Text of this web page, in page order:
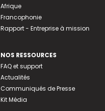
Afrique
Francophonie
Rapport - Entreprise à mission
NOS RESSOURCES
FAQ et support
Actualités
Communiqués de Presse
Kit Média